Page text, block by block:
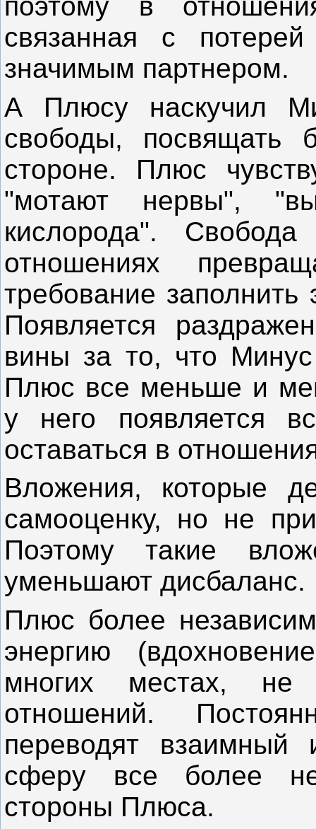
связанная с
значимым партнером.
А Плюсу наскучил
свободы, посвящать
стороне. Плюс
"мотают нервы",
кислорода".
отношениях
требование
Появляется
вины за то, что Минус
Плюс все меньше и
у него появляется
оставаться в
Вложения, которые
самооценку, но не
Поэтому такие
уменьшают дисбаланс.
Плюс более
энергию
многих местах, не
отношений.
переводят
сферу все более
стороны Плюса.